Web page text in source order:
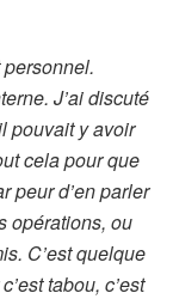
personnel.
J’ai discuté
pouvait y avoir
cela pour que
peur d’en parler
opérations, ou
C’est quelque
tabou, c’est